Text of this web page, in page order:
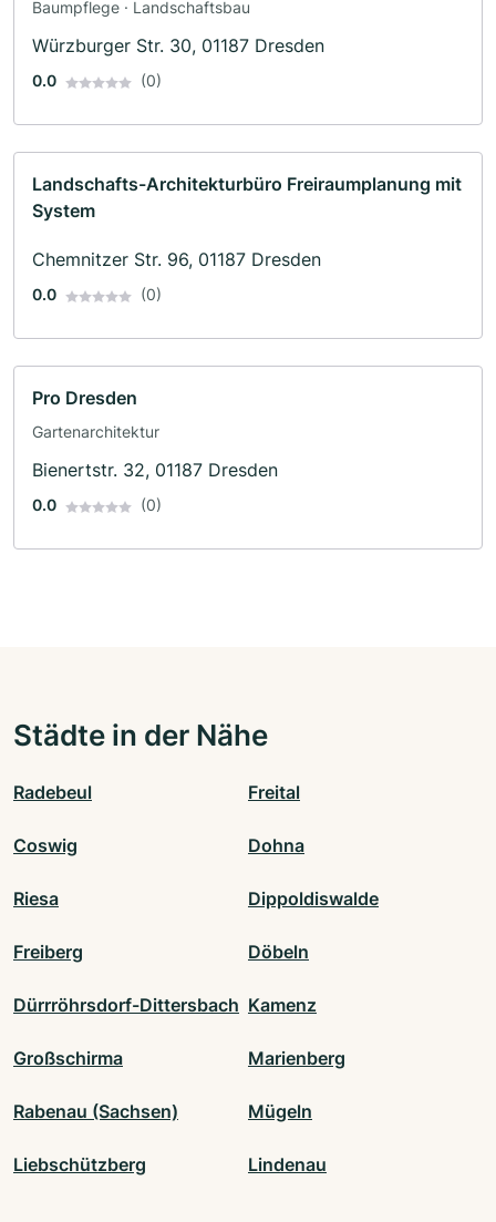
Baumpflege · Landschaftsbau
Würzburger Str. 30, 01187 Dresden
0.0 (0)
Landschafts-Architekturbüro Freiraumplanung mit
System
Chemnitzer Str. 96, 01187 Dresden
0.0 (0)
Pro Dresden
Gartenarchitektur
Bienertstr. 32, 01187 Dresden
0.0 (0)
Städte in der Nähe
Radebeul Freital
Coswig Dohna
Riesa Dippoldiswalde
Freiberg Döbeln
Dürrröhrsdorf-Dittersbach Kamenz
Großschirma Marienberg
Rabenau (Sachsen) Mügeln
Liebschützberg Lindenau